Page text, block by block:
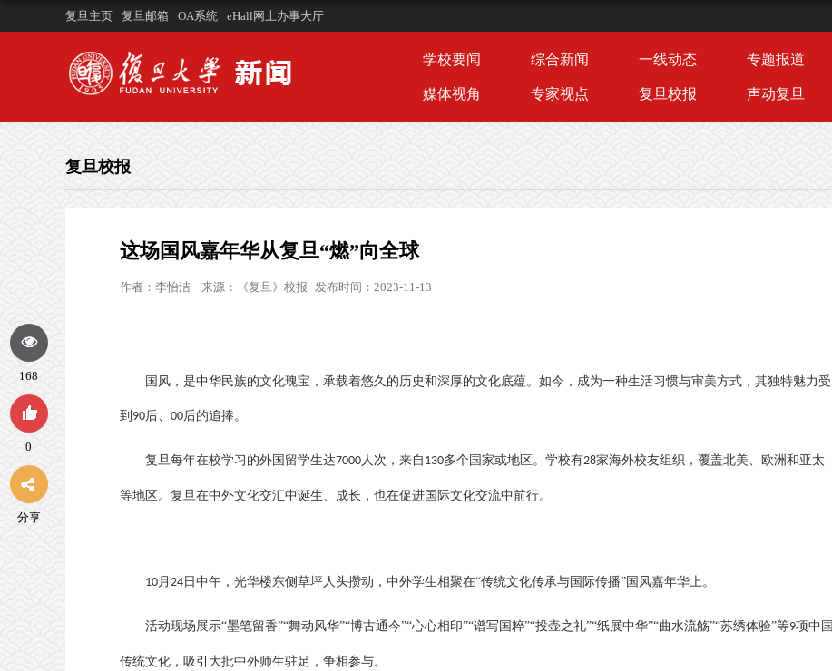
复旦主页 复旦邮箱 OA系统 eHall网上办事大厅
学校要闻 综合新闻 一线动态 专题报道
媒体视角 专家视点 复旦校报 声动复旦
复旦校报
这场国风嘉年华从复旦“燃”向全球
作者： 李怡洁 来源： 《复旦》校报 发布时间：2023-11-13
国风，是中华民族的文化瑰宝，承载着悠久的历史和深厚的文化底蕴。如今，成为一种生活习惯与审美方式，其独特魅力受
到 90后、 00后的追捧。
复旦每年在校学习的外国留学生达7000人次，来自 130多个国家或地区。学校有28家海外校友组织，覆盖北美、欧洲和亚太
等地区。复旦在中外文化交汇中诞生、成长，也在促进国际文化交流中前行。
10月 24 日中午，光华楼东侧草坪人头攒动，中外学生相聚在“传统文化传承与国际传播”国风嘉年华上。
活动现场展示“墨笔留香”“舞动风华”“博古通今”“心心相印”“谱写国粹”“投壶之礼”“纸展中华”“曲水流觞”“苏绣体验”等9项中国
传统文化，吸引大批中外师生驻足，争相参与。
168
0
分享